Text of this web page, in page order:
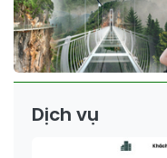
Dịch vụ